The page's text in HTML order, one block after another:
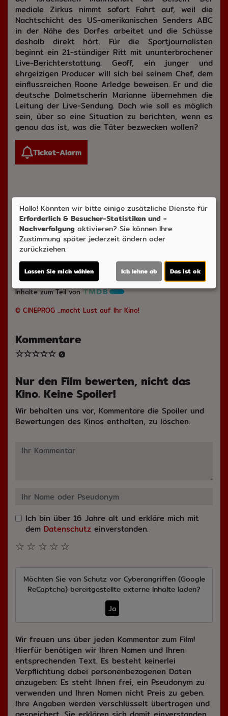
mediale Zirkus nimmt sofort Fahrt auf, weil die
Nachtschicht des US-amerikanischen Senders ABC
in der Nähe des Dorfes arbeitet und die Schüsse
deshalb direkt hört. Für die Sportjournalisten
beginnt ein 21-stündiger Ritt mit ununterbrochener
Live-Berichterstattung. Geoff, ein junger und
ehrgeizigen Producer will sich bei seinem Chef, dem
einflussreichen Roone Arledge beweisen. Er und die
deutsche Dolmetscherin Marianne übernehmen die
Leitung der Live-Sendung. Doch wie soll es möglich
sein, über so eine Situation zu berichten, wenn es
genau das ist, was die Täter bezwecken wollen?
Ticket-Alarm
Altersfreigabe:
(ab 6 J. in Begleitung eines
Erziehungsbeauftragten)
Laufzeit:ca. 95 min.
Inhalte zum Teil von
© CINEPROG ...macht Lust auf Ihr Kino!
Kommentare
☆☆☆☆☆0
Nur den Film bewerten, nicht das
Kino. Keine Spoiler!
Wir behalten uns vor, Kommentare die Spoiler und
Bewertungen des Kinos enthalten, zu löschen.
Ich bin über 16 Jahre alt und erkläre mich mit
dem Datenschutz einverstanden.
☆
☆
☆
☆
☆
Möchten Sie von Schutz vor Cyberangriffen (Google
ReCaptcha) bereitgestellte externe Inhalte laden?
Ja
Wir freuen uns über jeden Kommentar zum Film!
Hierfür benötigen wir Ihren Namen und Ihren
entsprechenden Text. Es besteht keinerlei
Verpflichtung dabei personenbezogenen Daten
anzugeben: Es steht Ihnen frei, ein Pseudonym zu
verwenden und Ihren Namen nicht Preis zu geben.
Ihre Angaben werden verschlüsselt übertragen und
Hallo! Könnten wir bitte einige zusätzliche Dienste für
Erforderlich & Besucher-Statistiken und -
Nachverfolgung aktivieren? Sie können Ihre
Zustimmung später jederzeit ändern oder
zurückziehen.
Lassen Sie mich wählen Ich lehne ab Das ist ok